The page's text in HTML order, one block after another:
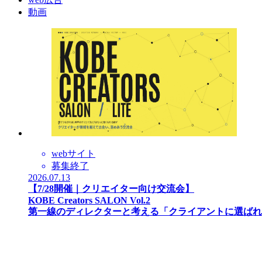
動画
webサイト
募集終了
2026.07.13
【7/28開催｜クリエイター向け交流会】
KOBE Creators SALON Vol.2
第一線のディレクターと考える「クライアントに選ば